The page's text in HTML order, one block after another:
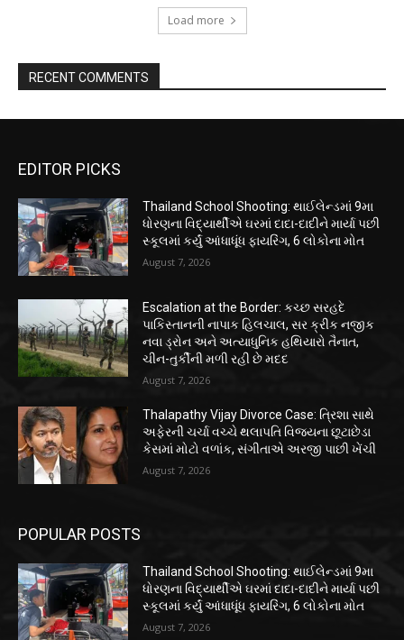
Load more
RECENT COMMENTS
EDITOR PICKS
Thailand School Shooting: થાઈલેન્ડમાં 9મા
ધોરણના વિદ્યાર્થીએ ઘરમાં દાદા-દાદીને માર્યા પછી
સ્કૂલમાં કર્યું આંધાધૂંધ ફાયરિંગ, 6 લોકોના મોત
August 7, 2026
Escalation at the Border: કચ્છ સરહદે
પાકિસ્તાનની નાપાક હિલચાલ, સર ક્રીક નજીક
નવા ડ્રોન અને અત્યાધુનિક હથિયારો તૈનાત,
ચીન-તુર્કીની મળી રહી છે મદદ
August 7, 2026
Thalapathy Vijay Divorce Case: ત્રિશા સાથે
અફેરની ચર્ચા વચ્ચે થલાપતિ વિજયના છૂટાછેડા
કેસમાં મોટો વળાંક, સંગીતાએ અરજી પાછી ખેંચી
August 7, 2026
POPULAR POSTS
Thailand School Shooting: થાઈલેન્ડમાં 9મા
ધોરણના વિદ્યાર્થીએ ઘરમાં દાદા-દાદીને માર્યા પછી
સ્કૂલમાં કર્યું આંધાધૂંધ ફાયરિંગ, 6 લોકોના મોત
August 7, 2026